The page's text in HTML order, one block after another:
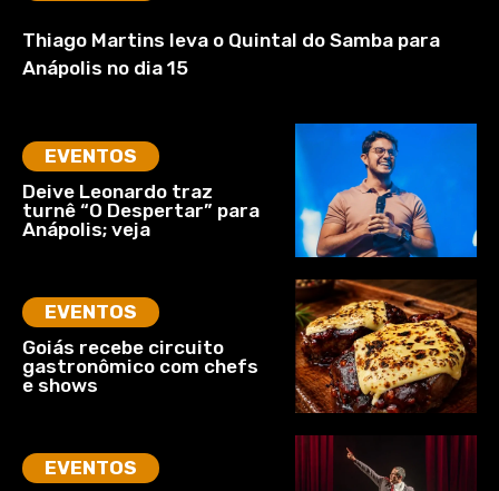
Thiago Martins leva o Quintal do Samba para
Anápolis no dia 15
EVENTOS
Deive Leonardo traz
turnê “O Despertar” para
Anápolis; veja
EVENTOS
Goiás recebe circuito
gastronômico com chefs
e shows
EVENTOS